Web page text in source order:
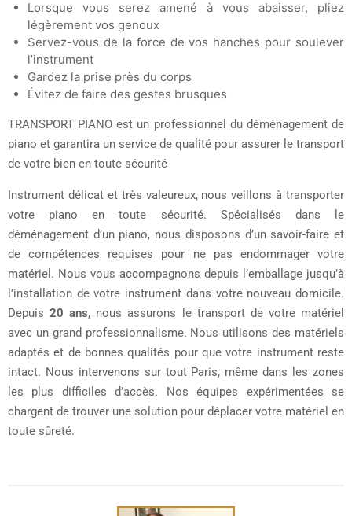
Lorsque vous serez amené à vous abaisser, pliez
légèrement vos genoux
Servez-vous de la force de vos hanches pour soulever
l’instrument
Gardez la prise près du corps
Évitez de faire des gestes brusques
TRANSPORT PIANO est un professionnel du déménagement de
piano et garantira un service de qualité pour assurer le transport
de votre bien en toute sécurité
Instrument délicat et très valeureux, nous veillons à transporter
votre piano en toute sécurité. Spécialisés dans le
déménagement d’un piano, nous disposons d’un savoir-faire et
de compétences requises pour ne pas endommager votre
matériel. Nous vous accompagnons depuis l’emballage jusqu’à
l’installation de votre instrument dans votre nouveau domicile.
Depuis20 ans, nous assurons le transport de votre matériel
avec un grand professionnalisme. Nous utilisons des matériels
adaptés et de bonnes qualités pour que votre instrument reste
intact. Nous intervenons sur tout Paris, même dans les zones
les plus difficiles d’accès. Nos équipes expérimentées se
chargent de trouver une solution pour déplacer votre matériel en
toute sûreté.